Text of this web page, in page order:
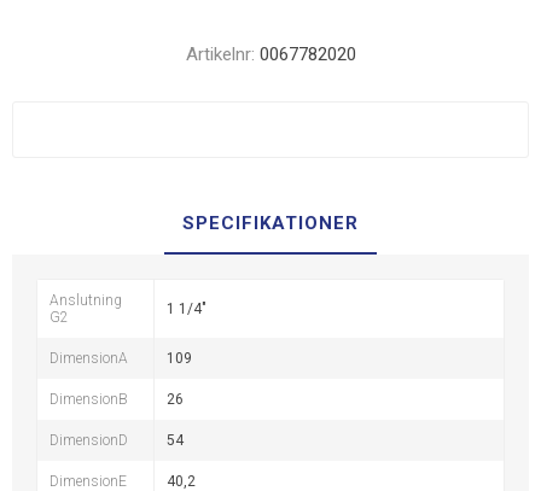
Artikelnr: 0067782020
SPECIFIKATIONER
Anslutning
G2
1 1/4"
DimensionA 109
DimensionB 26
DimensionD 54
DimensionE 40,2